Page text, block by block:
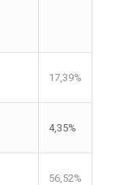
17,39%
4,35%
56,52%